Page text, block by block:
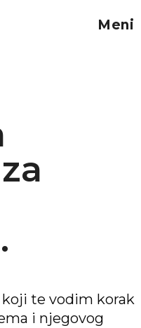
Meni
te vodim korak
i njegovog